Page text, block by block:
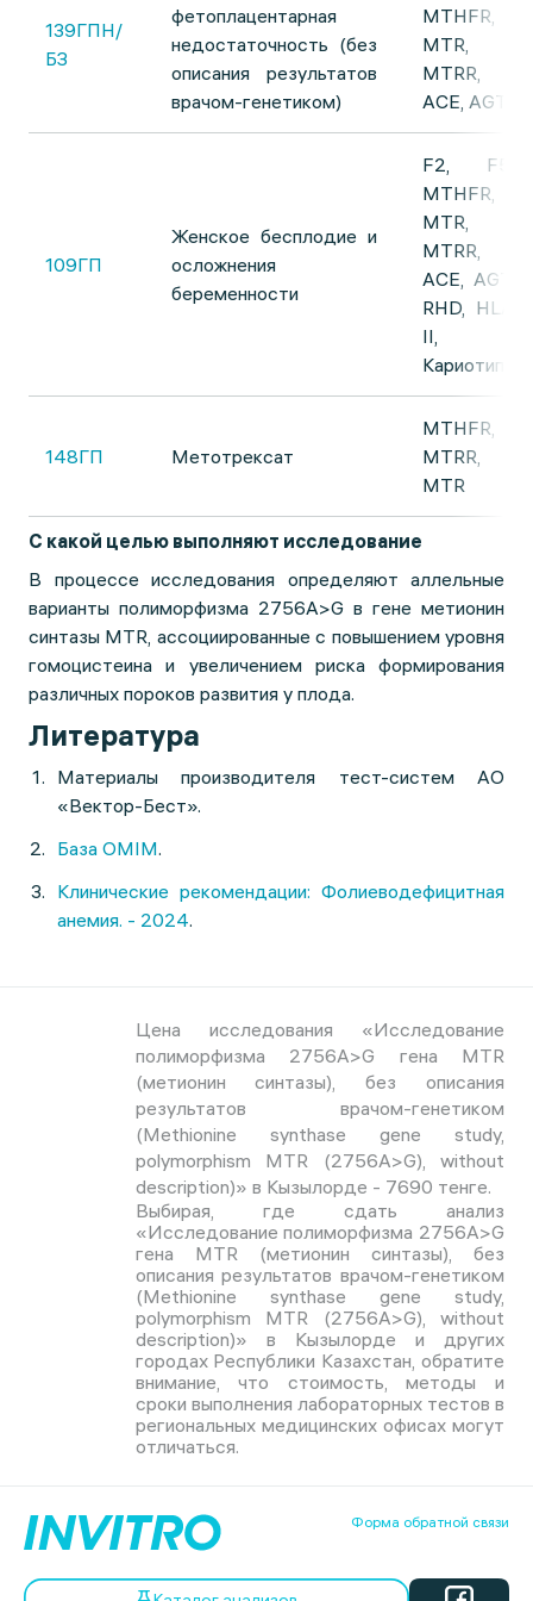
139ГПН/
БЗ
фетоплацентарная
недостаточность (без
описания результатов
врачом-генетиком)
MTHFR,
MTR,
MTRR,
ACE, AGT
109ГП
Женское бесплодие и
осложнения
беременности
F2, F5,
MTHFR,
MTR,
MTRR,
ACE, AGT,
RHD, HLA
II,
Кариотип
148ГП Метотрексат
MTHFR,
MTRR,
MTR
С какой целью выполняют исследование
В процессе исследования определяют аллельные
варианты полиморфизма 2756A>G в гене метионин
синтазы MTR, ассоциированные с повышением уровня
гомоцистеина и увеличением риска формирования
различных пороков развития у плода.
Литература
Материалы производителя тест-систем АО
«Вектор-Бест».
База OMIM.
Клинические рекомендации: Фолиеводефицитная
анемия. - 2024.
Цена исследования «Исследование
полиморфизма 2756A>G гена MTR
(метионин синтазы), без описания
результатов врачом-генетиком
(Methionine synthase gene study,
polymorphism MTR (2756A>G), without
description)» в Кызылорде - 7690 тенге.
Выбирая, где сдать анализ
«Исследование полиморфизма 2756A>G
гена MTR (метионин синтазы), без
описания результатов врачом-генетиком
(Methionine synthase gene study,
polymorphism MTR (2756A>G), without
description)» в Кызылорде и других
городах Республики Казахстан, обратите
внимание, что стоимость, методы и
сроки выполнения лабораторных тестов в
региональных медицинских офисах могут
отличаться.
Форма обратной связи